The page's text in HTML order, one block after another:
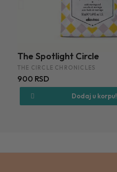
The Purity Circle
THE CIRCLE CHRONICLES
900 RSD
Dodaj u korpu!